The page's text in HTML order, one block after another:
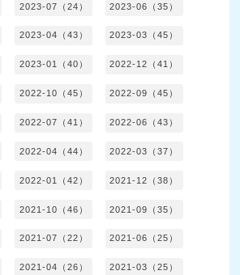
2023-07（24） 2023-06（35）
2023-04（43） 2023-03（45）
2023-01（40） 2022-12（41）
2022-10（45） 2022-09（45）
2022-07（41） 2022-06（43）
2022-04（44） 2022-03（37）
2022-01（42） 2021-12（38）
2021-10（46） 2021-09（35）
2021-07（22） 2021-06（25）
2021-04（26） 2021-03（25）